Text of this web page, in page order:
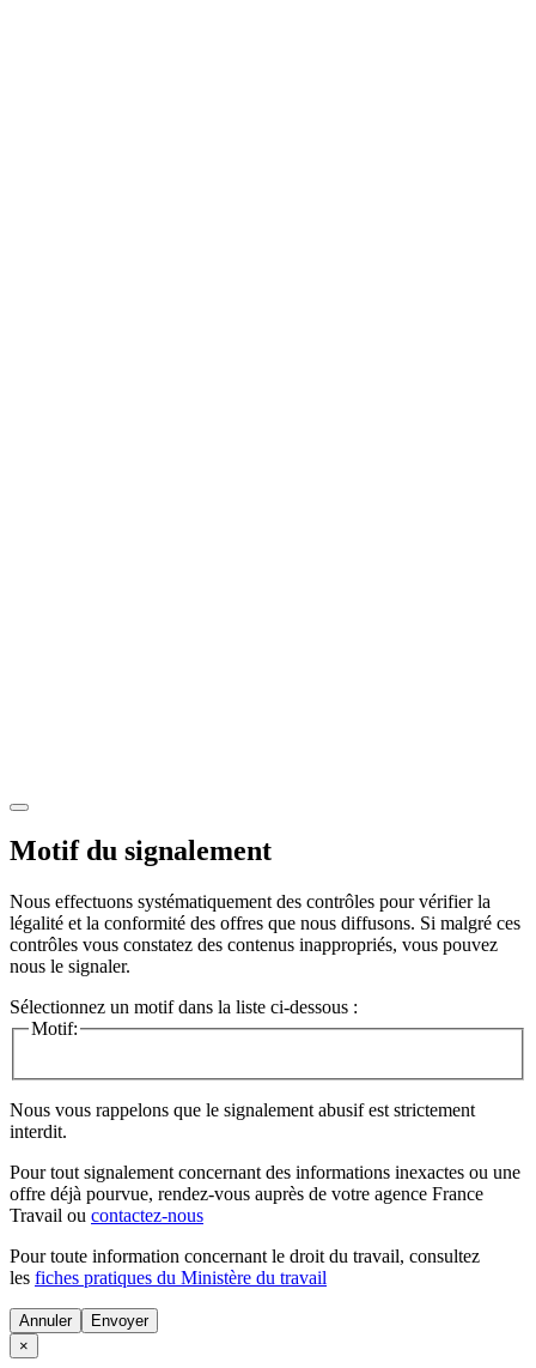
Motif du signalement
Nous effectuons systématiquement des contrôles pour vérifier la
légalité et la conformité des offres que nous diffusons. Si malgré ces
contrôles vous constatez des contenus inappropriés, vous pouvez
nous le signaler.
Sélectionnez un motif dans la liste ci-dessous :
Motif:
Nous vous rappelons que le signalement abusif est strictement
interdit.
Pour tout signalement concernant des informations inexactes ou une
offre déjà pourvue, rendez-vous auprès de votre agence France
Travail ou contactez-nous
Pour toute information concernant le droit du travail, consultez
les fiches pratiques du Ministère du travail
Annuler
×